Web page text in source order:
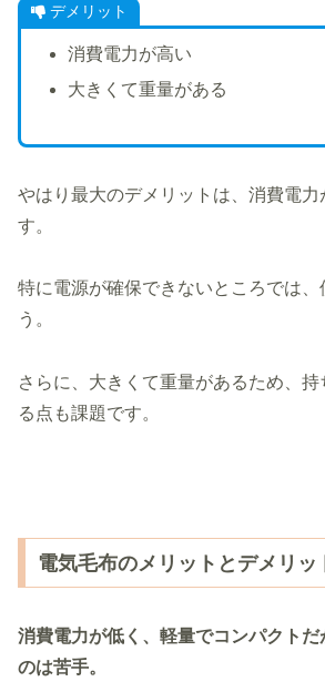
デメリット
消費電力が高い
大きくて重量がある
やはり最大のデメリットは、消費電
す。
特に電源が確保できないところでは、
う。
さらに、大きくて重量があるため、持
る点も課題です。
電気毛布のメリットとデメリッ
消費電力が低く、軽量でコンパクト
のは苦手。